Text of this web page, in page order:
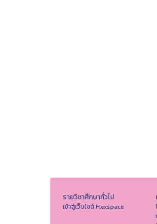
รายวิชาศึกษาทั่วไป
เข้าสู่เว็บไซต์ Flexspace